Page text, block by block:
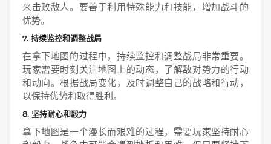
来击败敌人。要善于利用特殊能力和技能，增加战斗的
优势。
7. 持续监控和调整战局
在拿下地图的过程中，持续监控和调整战局非常重要。
玩家需要时刻关注地图上的动态，了解敌对势力的行动
和动向。根据战局变化，及时调整自己的战略和行动，
以保持优势和取得胜利。
8. 坚持耐心和毅力
拿下地图是一个漫长而艰难的过程，需要玩家坚持耐心